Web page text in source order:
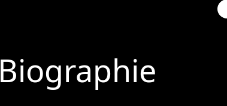
Biographie